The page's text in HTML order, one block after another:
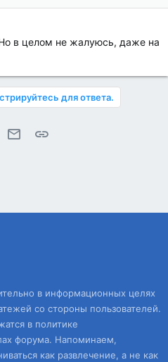
в целом не жалуюсь, даже на
для ответа.
WhatsAppЭлектронная почта
Ссылка
в информационных целях
со стороны пользователей.
в политике
форума. Напоминаем,
как развлечение, а не как